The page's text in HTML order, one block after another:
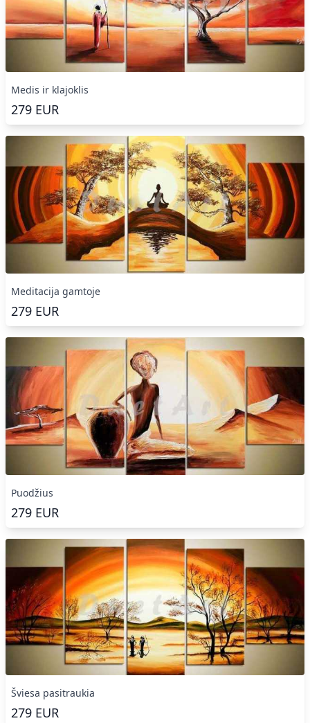
Medis ir klajoklis
279 EUR
Meditacija gamtoje
279 EUR
Puodžius
279 EUR
Šviesa pasitraukia
279 EUR